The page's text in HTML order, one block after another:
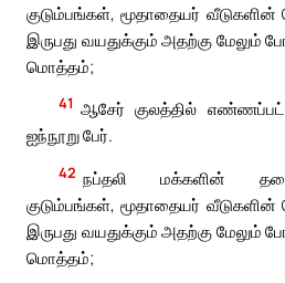
குடும்பங்கள், மூதாதையர்
இருபது வயதுக்கும் அதற்கு மேலும்
மொத்தம்;
41 ஆசேர் குலத்தில்
ஐந்நூறு பேர்.
42 நப்தலி மக்களின்
குடும்பங்கள், மூதாதையர்
இருபது வயதுக்கும் அதற்கு மேலும்
மொத்தம்;